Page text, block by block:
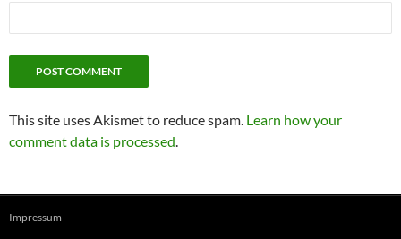
This site uses Akismet to reduce spam. Learn how your
comment data is processed.
Impressum